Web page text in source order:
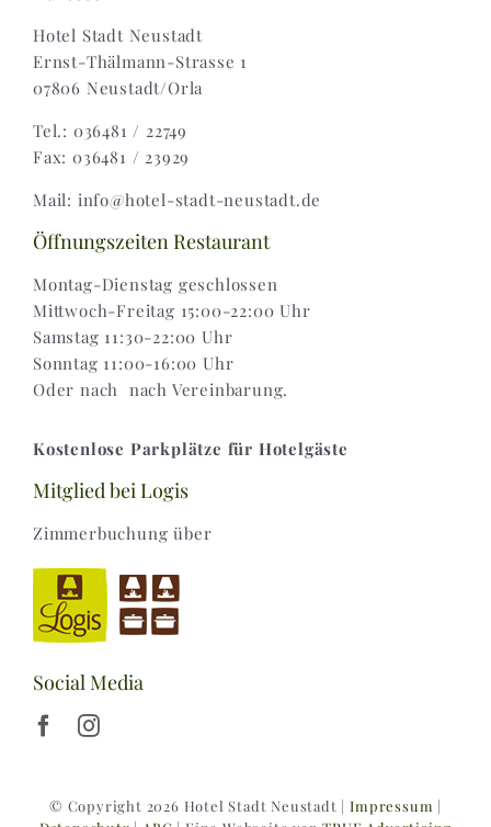
Zahlungsweisen |
Widerruf |
Versand & Lieferung
Hotel Stadt Neustadt
Ernst-Thälmann-Strasse 1
07806 Neustadt/Orla
Tel.: 036481 / 22749
Fax: 036481 / 23929
Mail: info@hotel-stadt-neustadt.de
Öffnungszeiten Restaurant
Montag-Dienstag geschlossen
Mittwoch-Freitag 15:00-22:00 Uhr
Samstag 11:30-22:00 Uhr
Sonntag 11:00-16:00 Uhr
Oder nach nach Vereinbarung.
Kostenlose Parkplätze für Hotelgäste
Mitglied bei Logis
Zimmerbuchung über
Social Media
© Copyright 2026 Hotel Stadt Neustadt |Impressum |